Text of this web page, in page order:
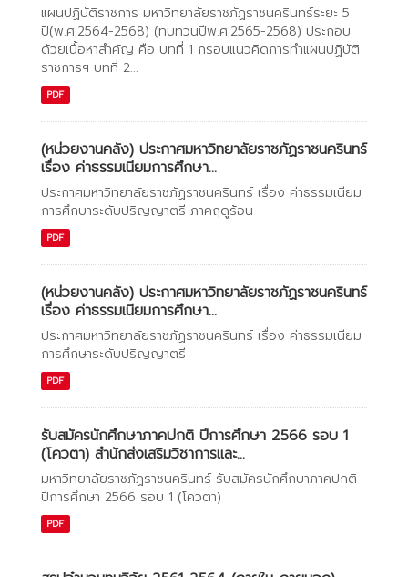
แผนปฏิบัติราชการ มหาวิทยาลัยราชภัฏราชนครินทร์ระยะ 5
ปี(พ.ศ.2564-2568) (ทบทวนปีพ.ศ.2565-2568) ประกอบ
ด้วยเนื้อหาสำคัญ คือ บทที่ 1 กรอบแนวคิดการทำแผนปฏิบัติ
ราชการฯ บทที่ 2...
PDF
(หน่วยงานคลัง) ประกาศมหาวิทยาลัยราชภัฏราชนครินทร์
เรื่อง ค่าธรรมเนียมการศึกษา...
ประกาศมหาวิทยาลัยราชภัฏราชนครินทร์ เรื่อง ค่าธรรมเนียม
การศึกษาระดับปริญญาตรี ภาคฤดูร้อน
PDF
(หน่วยงานคลัง) ประกาศมหาวิทยาลัยราชภัฏราชนครินทร์
เรื่อง ค่าธรรมเนียมการศึกษา...
ประกาศมหาวิทยาลัยราชภัฏราชนครินทร์ เรื่อง ค่าธรรมเนียม
การศึกษาระดับปริญญาตรี
PDF
รับสมัครนักศึกษาภาคปกติ ปีการศึกษา 2566 รอบ 1
(โควตา) สำนักส่งเสริมวิชาการและ...
มหาวิทยาลัยราชภัฏราชนครินทร์ รับสมัครนักศึกษาภาคปกติ
ปีการศึกษา 2566 รอบ 1 (โควตา)
PDF